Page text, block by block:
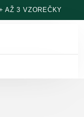
AŽ 3 VZOREČKY
0 z 5 hvězdiček